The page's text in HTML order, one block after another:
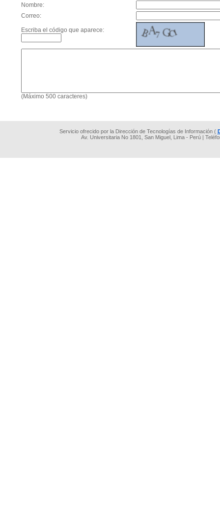
Nombre:
Correo:
Escriba el código que aparece:
(Máximo 500 caracteres)
Servicio ofrecido por la Dirección de Tecnologías de Información (
Av. Universitaria No 1801, San Miguel, Lima - Perú |